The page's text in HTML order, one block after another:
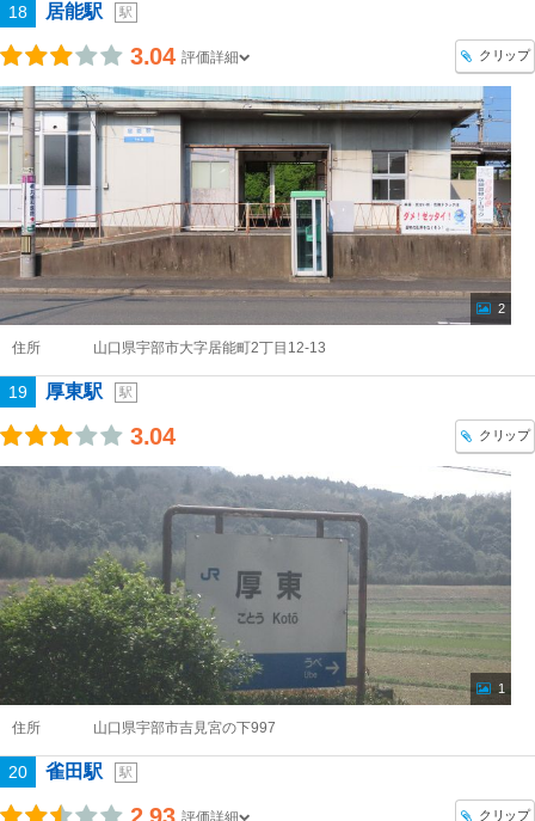
18 居能駅 駅
3.04 評価詳細 クリップ
2
住所 山口県宇部市大字居能町2丁目12-13
19 厚東駅 駅
3.04 クリップ
1
住所 山口県宇部市吉見宮の下997
20 雀田駅 駅
評価詳細 クリップ